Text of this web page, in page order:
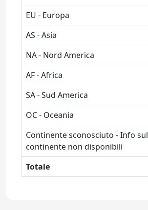
EU - Europa
AS - Asia
NA - Nord America
AF - Africa
SA - Sud America
OC - Oceania
Continente sconosciuto - Info sul
continente non disponibili
Totale